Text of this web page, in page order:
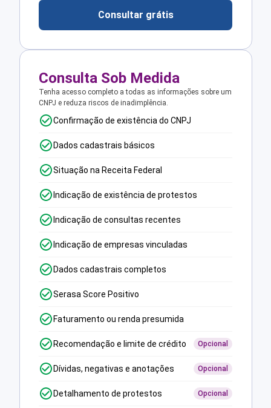
Consultar grátis
Consulta Sob Medida
Tenha acesso completo a todas as informações sobre um
CNPJ e reduza riscos de inadimplência.
Confirmação de existência do CNPJ
Dados cadastrais básicos
Situação na Receita Federal
Indicação de existência de protestos
Indicação de consultas recentes
Indicação de empresas vinculadas
Dados cadastrais completos
Serasa Score Positivo
Faturamento ou renda presumida
Recomendação e limite de crédito Opcional
Dívidas, negativas e anotações Opcional
Detalhamento de protestos Opcional